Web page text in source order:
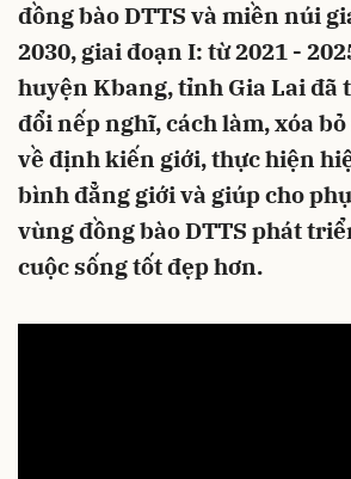
đồng bào DTTS và miền núi
2030, giai đoạn I: từ 2021 -
huyện Kbang, tỉnh Gia Lai đã
đổi nếp nghĩ, cách làm, xóa
về định kiến giới, thực hiện
bình đẳng giới và giúp cho
vùng đồng bào DTTS phát
cuộc sống tốt đẹp hơn.